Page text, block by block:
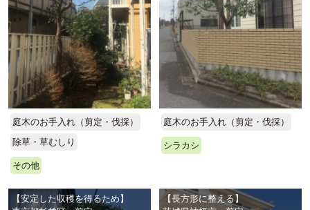
庭木のお手入れ（剪定・伐採）
除草・草むしり
その他
庭木のお手入れ（剪定・伐採）
シラカシ
【安定した収穫を得るため】
【長方形に整える】